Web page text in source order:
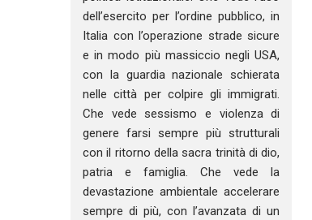
dell’esercito per l’ordine pubblico, in
Italia con l’operazione strade sicure
e in modo più massiccio negli USA,
con la guardia nazionale schierata
nelle città per colpire gli immigrati.
Che vede sessismo e violenza di
genere farsi sempre più strutturali
con il ritorno della sacra trinità di dio,
patria e famiglia. Che vede la
devastazione ambientale accelerare
sempre di più, con l’avanzata di un